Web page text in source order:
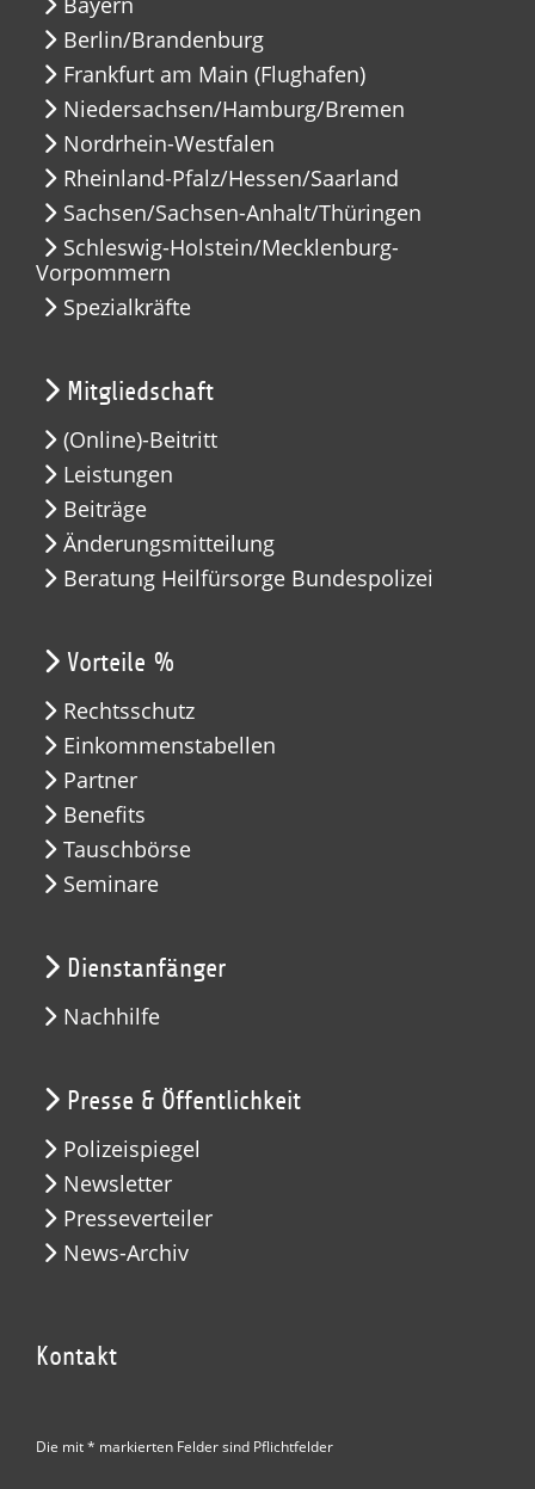
Berlin/Brandenburg
Frankfurt am Main (Flughafen)
Niedersachsen/Hamburg/Bremen
Nordrhein-Westfalen
Rheinland-Pfalz/Hessen/Saarland
Sachsen/Sachsen-Anhalt/Thüringen
Schleswig-Holstein/Mecklenburg-
Vorpommern
Spezialkräfte
Mitgliedschaft
(Online)-Beitritt
Leistungen
Beiträge
Änderungsmitteilung
Beratung Heilfürsorge Bundespolizei
Vorteile %
Rechtsschutz
Einkommenstabellen
Partner
Benefits
Tauschbörse
Seminare
Dienstanfänger
Nachhilfe
Presse & Öffentlichkeit
Polizeispiegel
Newsletter
Presseverteiler
News-Archiv
Kontakt
Die mit * markierten Felder sind Pflichtfelder